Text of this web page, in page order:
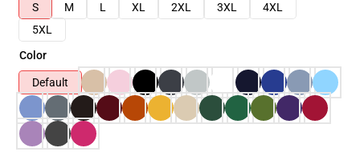
S
M L XL 2XL 3XL
4XL
5XL
Color
Default